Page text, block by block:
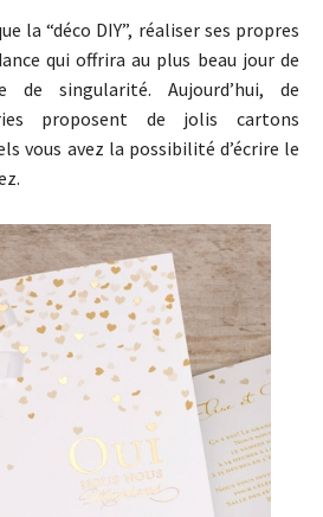
la “déco DIY”, réaliser ses propres
qui offrira au plus beau jour de
singularité. Aujourd’hui, de
proposent de jolis cartons
vous avez la possibilité d’écrire le